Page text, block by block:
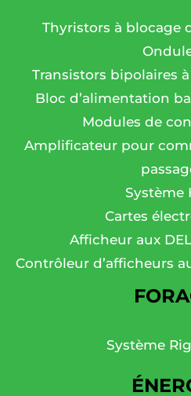
Thyristors à blocage
Transistors bipolaires
Bloc d’alimentation
Modules de
Amplificateur pour
Système
Cartes
Afficheur aux
Contrôleur d’afficheurs
Système